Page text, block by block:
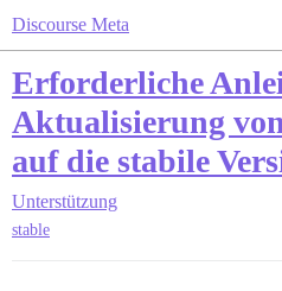
Discourse Meta
Erforderliche
Aktualisierung
auf die stabile
Unterstützung
stable